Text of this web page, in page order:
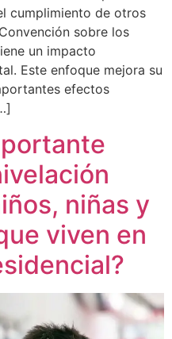
cumplimiento de otros
sobre los
un impacto
Este enfoque mejora su
efectos
niñas y
viven en